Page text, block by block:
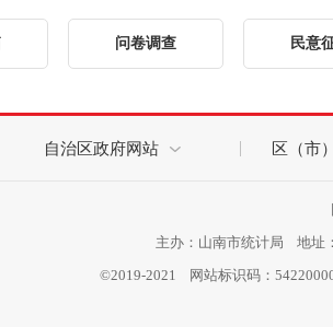
问卷调查 民意
自治区政府网站 区（市
主办：山南市统计局 地址
©2019-2021 网站标识码：